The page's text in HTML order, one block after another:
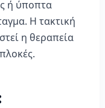
ή ύποπτα
Η τακτική
η θεραπεία